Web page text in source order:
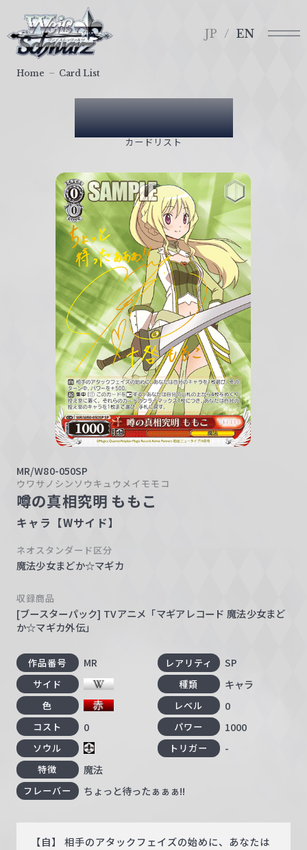
ァ
イ
JP EN
Card List
カードリスト
Home Card List
MR/W80-050SP
ウワサノシンソウキュウメイモモコ
噂の真相究明 ももこ
キャラ【Wサイド】
ネオスタンダード区分
魔法少女まどか☆マギカ
収録商品
[ブースターパック] TVアニメ「マギアレコード 魔法少女まど
か☆マギカ外伝」
作品番号 MR レアリティ SP
サイド 種類 キャラ
色 レベル 0
コスト 0 パワー 1000
ソウル トリガー -
特徴 魔法
フレーバー ちょっと待ったぁぁぁ!!
【自】 相手のアタックフェイズの始めに、あなたは